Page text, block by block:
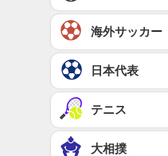
海外サッカー
日本代表
テニス
大相撲